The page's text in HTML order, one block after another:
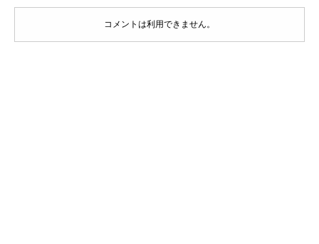
コメントは利用できません。